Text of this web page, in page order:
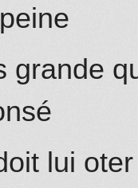
grande
lui